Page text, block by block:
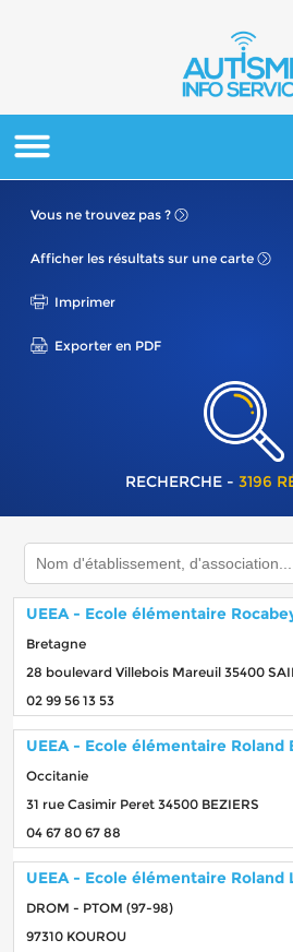
Vous ne trouvez pas ?
Afficher les résultats sur une carte
Imprimer
Exporter en PDF
RECHERCHE - 3196
UEEA - Ecole élémentaire
Bretagne
28 boulevard Villebois Mareuil 35400
02 99 56 13 53
UEEA - Ecole élémentaire Roland
Occitanie
31 rue Casimir Peret 34500 BEZIERS
04 67 80 67 88
UEEA - Ecole élémentaire Roland
DROM - PTOM (97-98)
97310 KOUROU